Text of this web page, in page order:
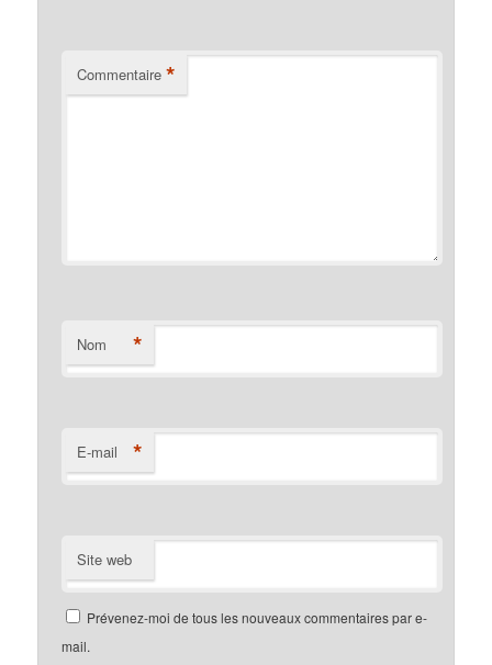
Commentaire *
Nom *
E-mail *
Site web
Prévenez-moi de tous les nouveaux commentaires par e-
mail.